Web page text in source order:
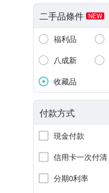
二手品條件 NEW
福利品
八成新
收藏品
付款方式
現金付款
信用卡一次付清
分期0利率